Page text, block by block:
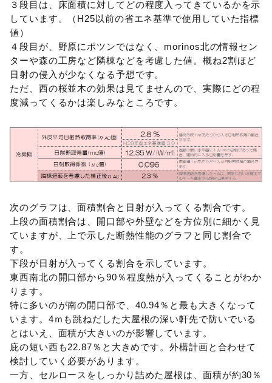
３段目は、床面積に対してどの程度入ってきているかを示
しています。（H25以前の省エネ基準で使用していた指標
値）
４段目が、野原にポツンではなく、morinos北の情報セン
ターや森の工房など隣棟などを考慮した値。概ね2割ほど
日射の侵入が少なくなる予想です。
ただ、西の桜並木の効果は見てませんので、実際にどの程
度減ってくるかは楽しみなところです。
次のグラフは、面積割合と日射が入ってくる割合です。
上段の面積割合は、開口部や外壁などを方位別に細かく見
ていますが、上で示した断熱性能のグラフと同じ割合で
す。
下段が日射が入ってくる割合を示しています。
東西南北の開口部から90％程度熱が入ってくることがわか
ります。
特に多いのが南の開口部で、40.94％と最も大きくなって
います。4ｍも跳ねだした大屋根の深い軒先で防いでいる
とはいえ、面積が大きいのが影響しています。
庇の短い西も22.87％と大きめです。外構計画と合わせて
検討していく必要があります。
一方、セルロースをしっかり詰めた屋根は、面積が約30％